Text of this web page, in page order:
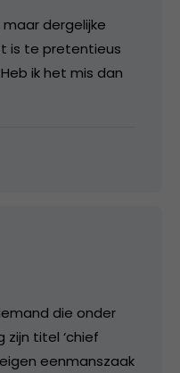
maar dergelijke
is te pretentieus
ik het mis dan
die onder
titel ‘chief
eenmanszaak